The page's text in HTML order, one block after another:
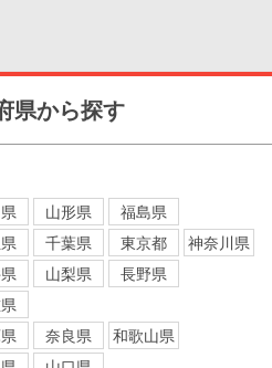
県から探す
山形県
福島県
千葉県 東京都
神奈川県
山梨県
長野県
奈良県
和歌山県